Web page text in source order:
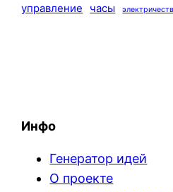
управление часы
Инфо
Генератор идей
О проекте